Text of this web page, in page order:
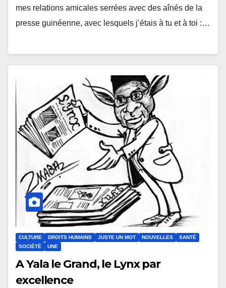
mes relations amicales serrées avec des aînés de la
presse guinéenne, avec lesquels j’étais à tu et à toi :…
CULTURE DROITS HUMAINS JUSTE UN MOT NOUVELLES
SANTÉ
SOCIÉTÉ
UNE
A Yala le Grand, le Lynx par
excellence